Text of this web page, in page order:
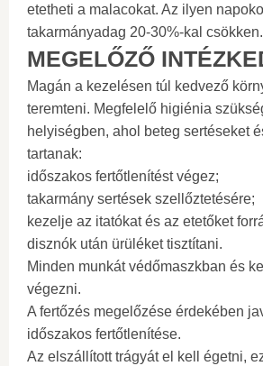
etetheti a malacokat. Az ilyen
takarmányadag 20-30%-kal csökken.
MEGELŐZŐ
Magán a kezelésen túl kedvező
teremteni. Megfelelő higiénia
helyiségben, ahol beteg sertéseket
tartanak:
időszakos fertőtlenítést végez;
takarmány sertések szellőztetésére;
kezelje az itatókat és az etetőket
disznók után ürüléket tisztítani.
Minden munkát védőmaszkban és
végezni.
A fertőzés megelőzése érdekében
időszakos fertőtlenítése.
Az elszállított trágyát el kell égetni,